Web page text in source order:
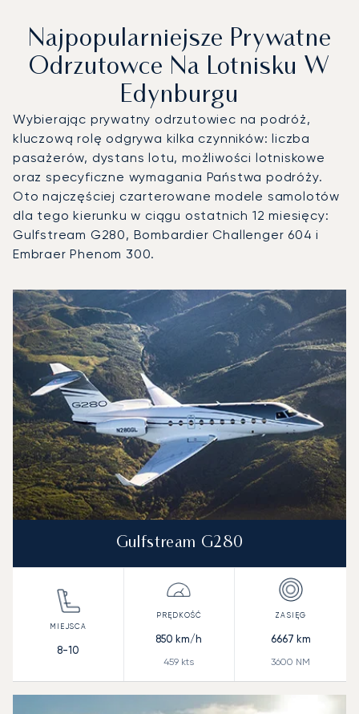
Najpopularniejsze Prywatne
Odrzutowce Na Lotnisku W
Edynburgu
Wybierając prywatny odrzutowiec na podróż,
kluczową rolę odgrywa kilka czynników: liczba
pasażerów, dystans lotu, możliwości lotniskowe
oraz specyficzne wymagania Państwa podróży.
Oto najczęściej czarterowane modele samolotów
dla tego kierunku w ciągu ostatnich 12 miesięcy:
Gulfstream G280, Bombardier Challenger 604 i
Embraer Phenom 300.
Zdjęcie samolotu
Model samolotu
Miejsca
Prędkość (km/h) Prędkość (węzły)
Zasięg (km)
Zasięg (NM)
Gulfstream G280
8-10
850 km/h
459 kts
6667 km
3600 NM